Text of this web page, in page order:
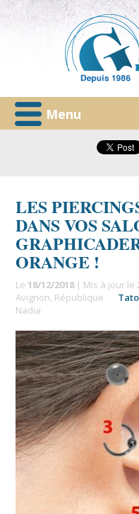
Menu
LES
DANS VOS
ORANGE !
Le 18/12/2018| Mis à jour le
Avignon, République
Nadia